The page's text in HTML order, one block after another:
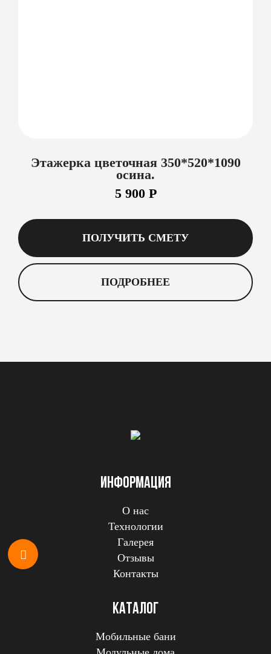
Этажерка цветочная 350*520*1090
осина.
5 900 Р
ПОЛУЧИТЬ СМЕТУ
ПОДРОБНЕЕ
ИНФОРМАЦИЯ
О нас
Технологии
Галерея
Отзывы
Контакты
КАТАЛОГ
Мобильные бани